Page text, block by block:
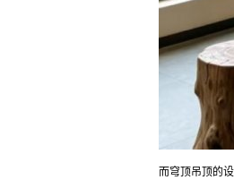
而穹顶吊顶的